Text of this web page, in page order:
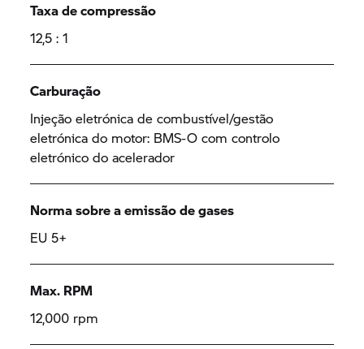
Taxa de compressão
12,5 : 1
Carburação
Injeção eletrónica de combustível/gestão
eletrónica do motor: BMS-O com controlo
eletrónico do acelerador
Norma sobre a emissão de gases
EU 5+
Max. RPM
12,000 rpm